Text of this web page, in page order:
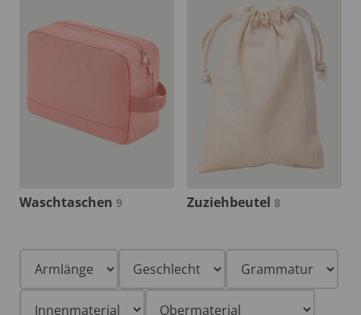
Waschtaschen 9 Zuziehbeutel 8